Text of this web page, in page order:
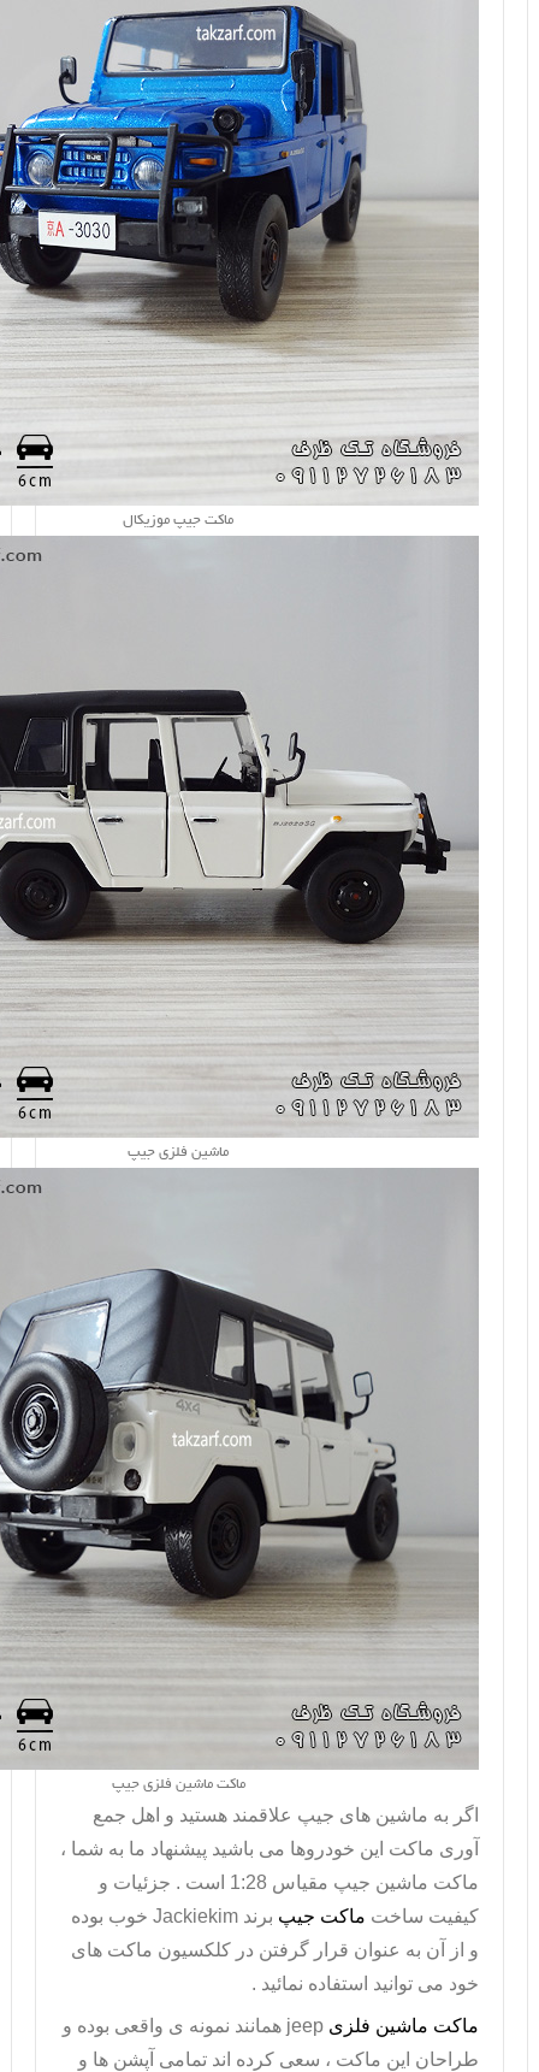
ماکت جیپ موزیکال
ماشین فلزی جیپ
ماکت ماشین فلزی جیپ
اگر به ماشین های جیپ علاقمند هستید و اهل جمع
آوری ماکت این خودروها می باشید پیشنهاد ما به شما ،
ماکت ماشین جیپ مقیاس 1:28 است . جزئیات و
کیفیت ساخت ماکت جیپ برند Jackiekim خوب بوده
و از آن به عنوان قرار گرفتن در کلکسیون ماکت های
خود می توانید استفاده نمائید .
ماکت ماشین فلزی jeep همانند نمونه ی واقعی بوده و
طراحان این ماکت ، سعی کرده اند تمامی آپشن ها و